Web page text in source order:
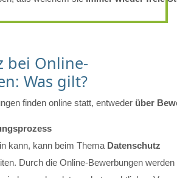
bei Online-
Was gilt?
finden online statt, entweder über
kann, kann beim Thema Datenschutz
Durch die Online-Bewerbungen